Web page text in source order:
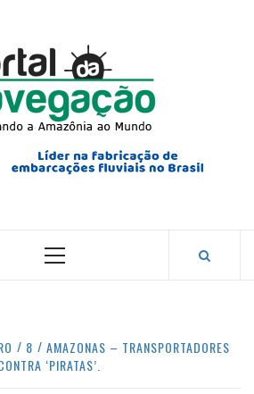
COM O MUNDO.
Primary
8
AMAZONAS – TRANSPORTADORES
‘PIRATAS’.